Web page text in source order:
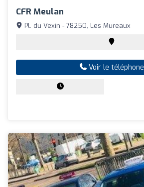
CFR Meulan
Pl. du Vexin - 78250, Les Mureaux
Voir le téléphone